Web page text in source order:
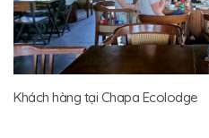
Khách hàng tại Chapa Ecolodge